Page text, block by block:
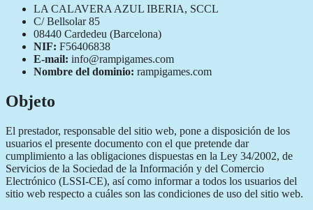
LA CALAVERA AZUL IBERIA, SCCL
C/ Bellsolar 85
08440 Cardedeu (Barcelona)
NIF: F56406838
E-mail: info@rampigames.com
Nombre del dominio: rampigames.com
Objeto
El prestador, responsable del sitio web, pone a disposición de los
usuarios el presente documento con el que pretende dar
cumplimiento a las obligaciones dispuestas en la Ley 34/2002, de
Servicios de la Sociedad de la Información y del Comercio
Electrónico (LSSI-CE), así como informar a todos los usuarios del
sitio web respecto a cuáles son las condiciones de uso del sitio web.